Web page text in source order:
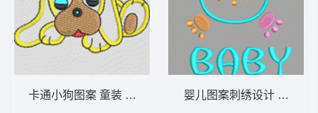
卡通小狗图案 童装 卡通 贴布 婴儿图案刺绣设计 童装 卡